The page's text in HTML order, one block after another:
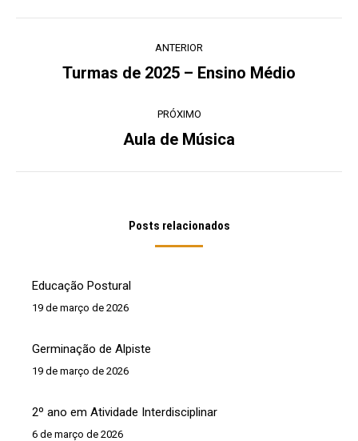
ANTERIOR
Post
Turmas de 2025 – Ensino Médio
PRÓXIMO
Próximo
Aula de Música
Posts relacionados
Educação Postural
19 de março de 2026
Germinação de Alpiste
19 de março de 2026
2º ano em Atividade Interdisciplinar
6 de março de 2026